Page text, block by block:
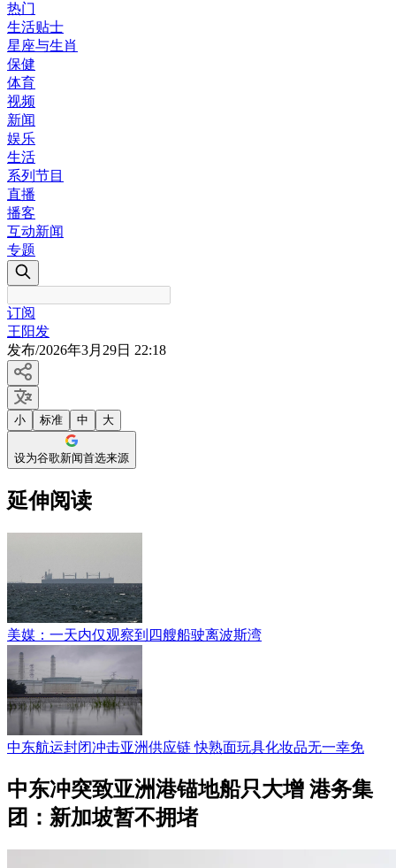
热门
生活贴士
星座与生肖
保健
体育
视频
新闻
娱乐
生活
系列节目
直播
播客
互动新闻
专题
订阅
王阳发
发布/2026年3月29日 22:18
小 标准 中 大
设为谷歌新闻首选来源
延伸阅读
美媒：一天内仅观察到四艘船驶离波斯湾
中东航运封闭冲击亚洲供应链 快熟面玩具化妆品无一幸免
中东冲突致亚洲港锚地船只大增 港务集
团：新加坡暂不拥堵